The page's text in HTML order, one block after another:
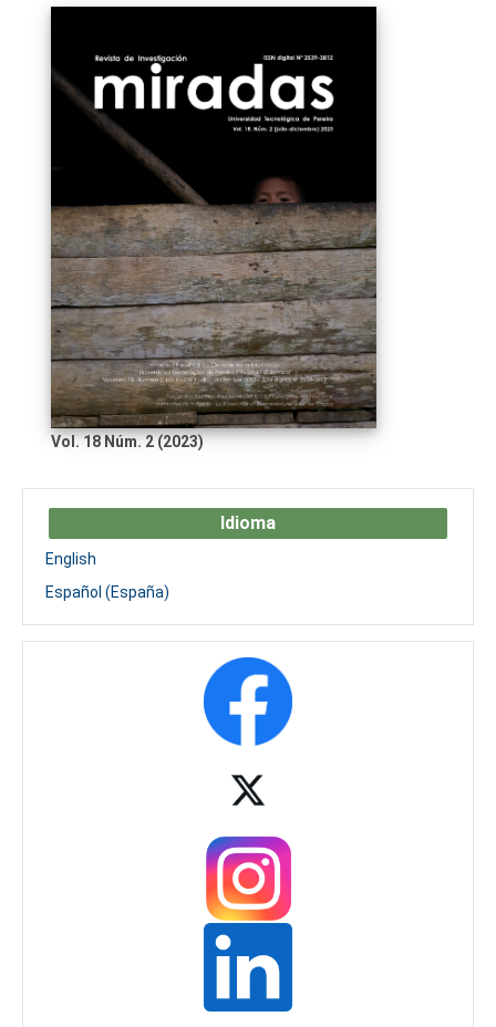
Vol. 18 Núm. 2 (2023)
Idioma
English
Español (España)